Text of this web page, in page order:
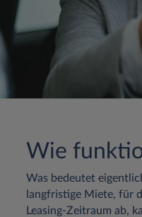
Wie
Was bedeutet
langfristige Miete, für
Leasing-Zeitraum ab,